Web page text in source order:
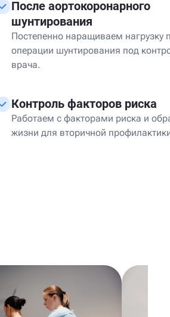
После аортокоронарного
шунтирования
Постепенно наращиваем нагрузку
операции шунтирования под
врача.
Контроль факторов риска
Работаем с факторами риска и
жизни для вторичной